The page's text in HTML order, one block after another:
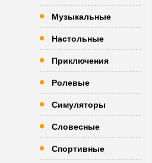
Музыкальные
Настольные
Приключения
Ролевые
Симуляторы
Словесные
Спортивные